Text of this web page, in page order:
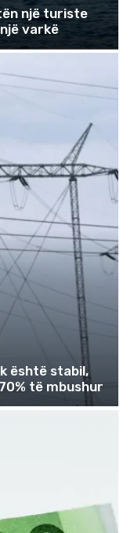
një turiste
varkë
është stabil,
të mbushur